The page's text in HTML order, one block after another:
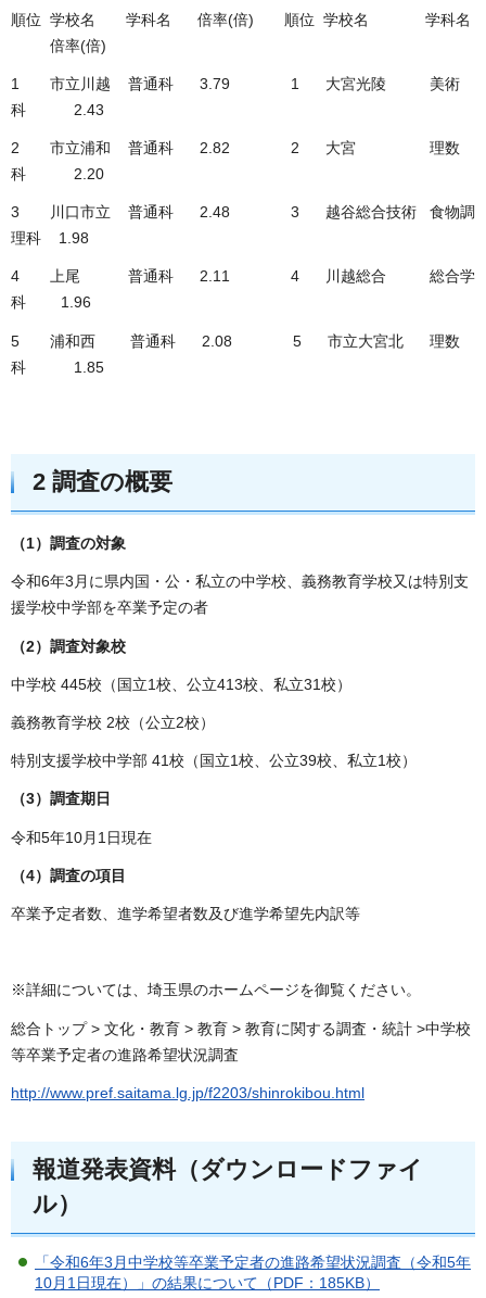
順位 学校名 学科名 倍率(倍) 順位 学校名 学科名
倍率(倍)
1 市立川越 普通科 3.79 1 大宮光陵 美術
科 2.43
2 市立浦和 普通科 2.82 2 大宮 理数
科 2.20
3 川口市立 普通科 2.48 3 越谷総合技術 食物調
理科 1.98
4 上尾 普通科 2.11 4 川越総合 総合学
科 1.96
5 浦和西 普通科 2.08 5 市立大宮北 理数
科 1.85
2 調査の概要
（1）調査の対象
令和6年3月に県内国・公・私立の中学校、義務教育学校又は特別支
援学校中学部を卒業予定の者
（2）調査対象校
中学校 445校（国立1校、公立413校、私立31校）
義務教育学校 2校（公立2校）
特別支援学校中学部 41校（国立1校、公立39校、私立1校）
（3）調査期日
令和5年10月1日現在
（4）調査の項目
卒業予定者数、進学希望者数及び進学希望先内訳等
※詳細については、埼玉県のホームページを御覧ください。
総合トップ > 文化・教育 > 教育 > 教育に関する調査・統計 >中学校
等卒業予定者の進路希望状況調査
http://www.pref.saitama.lg.jp/f2203/shinrokibou.html
報道発表資料（ダウンロードファイ
ル）
「令和6年3月中学校等卒業予定者の進路希望状況調査（令和5年
10月1日現在）」の結果について（PDF：185KB）